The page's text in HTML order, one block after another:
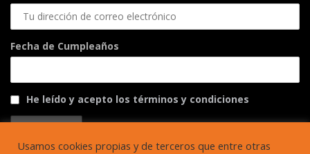
Fecha de Cumpleaños
He leído y acepto los términos y condiciones
Usamos cookies propias y de terceros que entre otras